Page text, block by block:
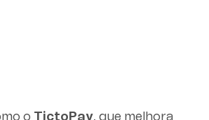
o TictoPay, que melhora